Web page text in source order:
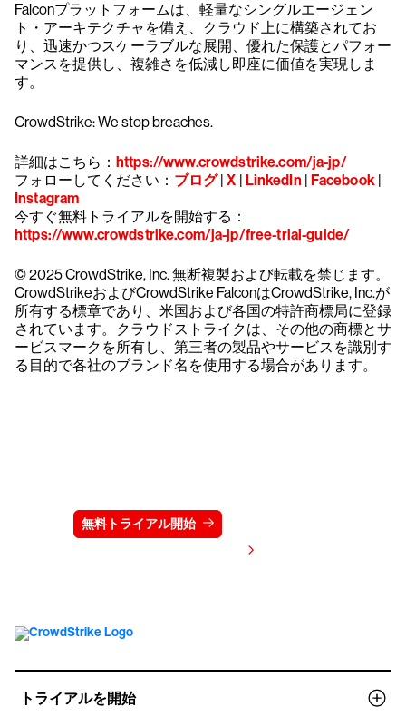
Falconプラットフォームは、軽量なシングルエージェン
ト・アーキテクチャを備え、クラウド上に構築されてお
り、迅速かつスケーラブルな展開、優れた保護とパフォー
マンスを提供し、複雑さを低減し即座に価値を実現しま
す。
CrowdStrike: We stop breaches.
詳細はこちら： https://www.crowdstrike.com/ja-jp/
フォローしてください： ブログ|X | LinkedIn| Facebook|
Instagram
今すぐ無料トライアルを開始する：
https://www.crowdstrike.com/ja-jp/free-trial-guide/
© 2025 CrowdStrike, Inc. 無断複製および転載を禁じます。
CrowdStrikeおよびCrowdStrike FalconはCrowdStrike, Inc.が
所有する標章であり、米国および各国の特許商標局に登録
されています。クラウドストライクは、その他の商標とサ
ービスマークを所有し、第三者の製品やサービスを識別す
る目的で各社のブランド名を使用する場合があります。
無料トライアル開始
トライアルを開始